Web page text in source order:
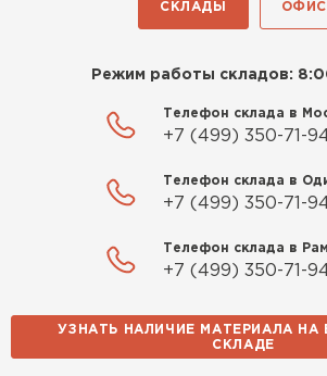
СКЛАДЫ ОФИС
Режим работы складов:
Телефон склада в
+7 (499) 350-71-94
Телефон склада в
+7 (499) 350-71-
Телефон склада в
+7 (499) 350-71-
УЗНАТЬ НАЛИЧИЕ МАТЕРИАЛА
СКЛАДЕ